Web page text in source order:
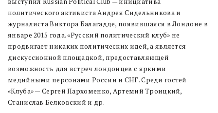
политического активиста Андрея Сидельникова и
журналиста Виктора Балагадде, появившаяся в Лондоне в
январе 2015 года. «Русский политический клуб» не
продвигает никаких политических идей, а является
дискуссионной площадкой, предоставляющей
возможность для встреч лондонцев с яркими
медийными персонами России и СНГ. Среди гостей
«Клуба» — Сергей Пархоменко, Артемий Троицкий,
Станислав Белковский и др.